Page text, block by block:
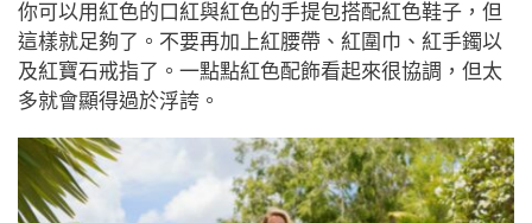
你可以用紅色的口紅與紅色的手提包搭配紅色鞋子，但
這樣就足夠了。不要再加上紅腰帶、紅圍巾、紅手鐲以
及紅寶石戒指了。一點點紅色配飾看起來很協調，但太
多就會顯得過於浮誇。